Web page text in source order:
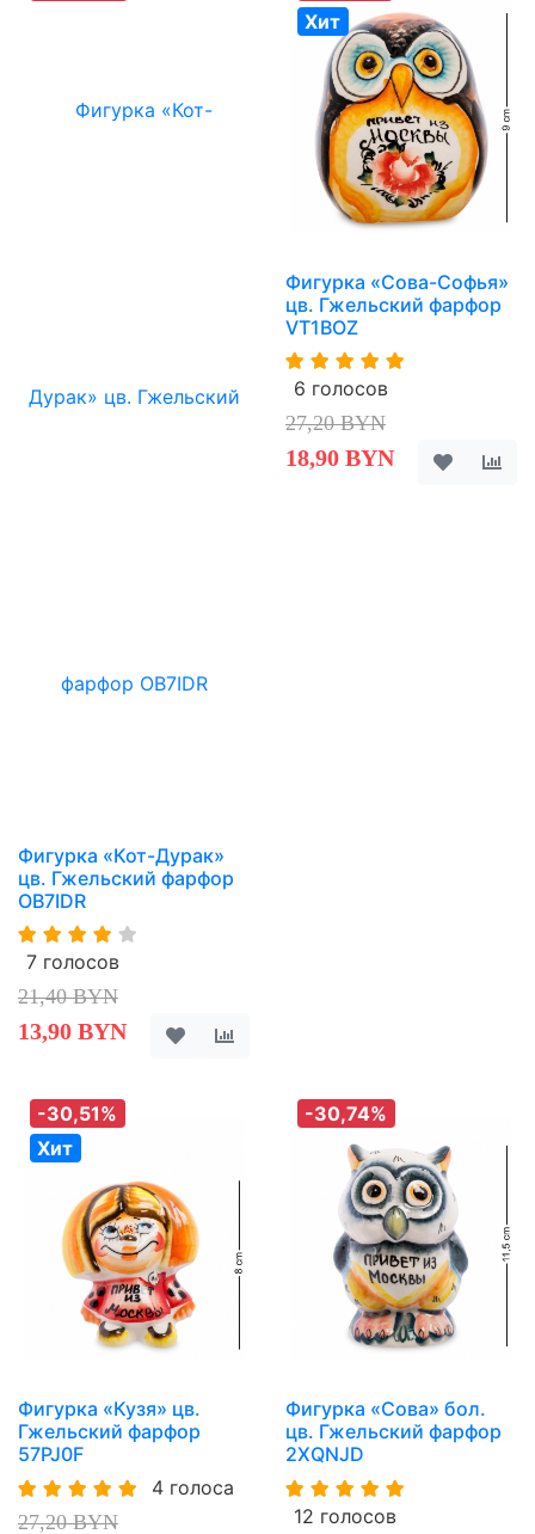
Фигурка «Кот-Дурак»
цв. Гжельский фарфор
OB7IDR
7 голосов
21,40 BYN
13,90 BYN
Хит
Фигурка «Сова-Софья»
цв. Гжельский фарфор
VT1BOZ
6 голосов
27,20 BYN
18,90 BYN
-30,51%
Хит
Фигурка «Кузя» цв.
Гжельский фарфор
57PJ0F
4 голоса
27,20 BYN
-30,74%
Фигурка «Сова» бол.
цв. Гжельский фарфор
2XQNJD
12 голосов